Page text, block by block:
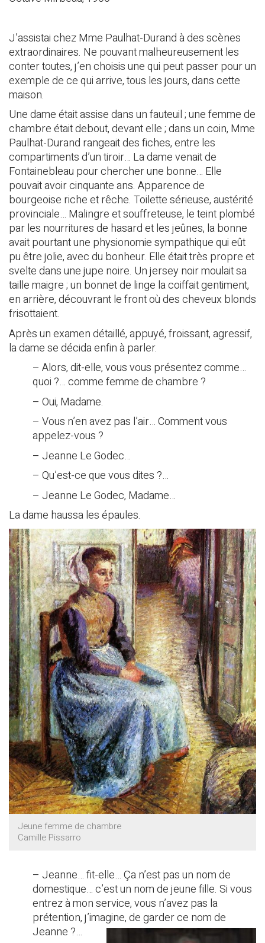
J’assistai chez Mme Paulhat-Durand à des scènes
extraordinaires. Ne pouvant malheureusement les
conter toutes, j’en choisis une qui peut passer pour un
exemple de ce qui arrive, tous les jours, dans cette
maison.
Une dame était assise dans un fauteuil ; une femme de
chambre était debout, devant elle ; dans un coin, Mme
Paulhat-Durand rangeait des fiches, entre les
compartiments d’un tiroir… La dame venait de
Fontainebleau pour chercher une bonne… Elle
pouvait avoir cinquante ans. Apparence de
bourgeoise riche et rêche. Toilette sérieuse, austérité
provinciale… Malingre et souffreteuse, le teint plombé
par les nourritures de hasard et les jeûnes, la bonne
avait pourtant une physionomie sympathique qui eût
pu être jolie, avec du bonheur. Elle était très propre et
svelte dans une jupe noire. Un jersey noir moulait sa
taille maigre ; un bonnet de linge la coiffait gentiment,
en arrière, découvrant le front où des cheveux blonds
frisottaient.
Après un examen détaillé, appuyé, froissant, agressif,
la dame se décida enfin à parler.
– Alors, dit-elle, vous vous présentez comme…
quoi ?… comme femme de chambre ?
– Oui, Madame.
– Vous n’en avez pas l’air… Comment vous
appelez-vous ?
– Jeanne Le Godec…
– Qu’est-ce que vous dites ?…
– Jeanne Le Godec, Madame…
La dame haussa les épaules.
Jeune femme de chambre
Camille Pissarro
– Jeanne… fit-elle… Ça n’est pas un nom de
domestique… c’est un nom de jeune fille. Si vous
entrez à mon service, vous n’avez pas la
prétention, j’imagine, de garder ce nom de
Jeanne ?…